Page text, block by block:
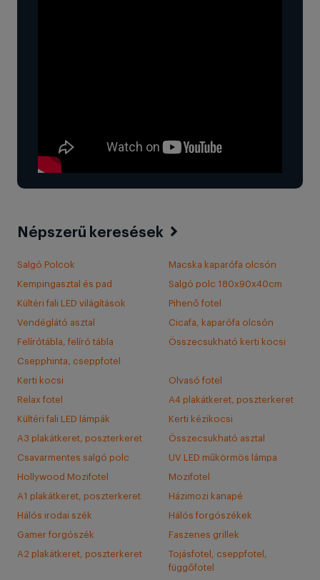
Népszerű keresések
Salgó Polcok
Kempingasztal és pad
Kültéri fali LED világítások
Vendéglátó asztal
Felírótábla, felíró tábla
Csepphinta, cseppfotel
Macska kaparófa olcsón
Salgó polc 180x90x40cm
Pihenő fotel
Cicafa, kaparófa olcsón
Összecsukható kerti kocsi
Kerti kocsi
Relax fotel
Kültéri fali LED lámpák
A3 plakátkeret, poszterkeret
Csavarmentes salgó polc
Olvasó fotel
A4 plakátkeret, poszterkeret
Kerti kézikocsi
Összecsukható asztal
UV LED műkörmös lámpa
Hollywood Mozifotel
A1 plakátkeret, poszterkeret
Hálós irodai szék
Gamer forgószék
A2 plakátkeret, poszterkeret
Mozifotel
Házimozi kanapé
Hálós forgószékek
Faszenes grillek
Tojásfotel, cseppfotel,
függőfotel